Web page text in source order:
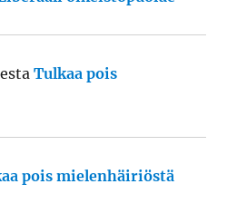
Tulkaa pois
pois mielenhäiriöstä